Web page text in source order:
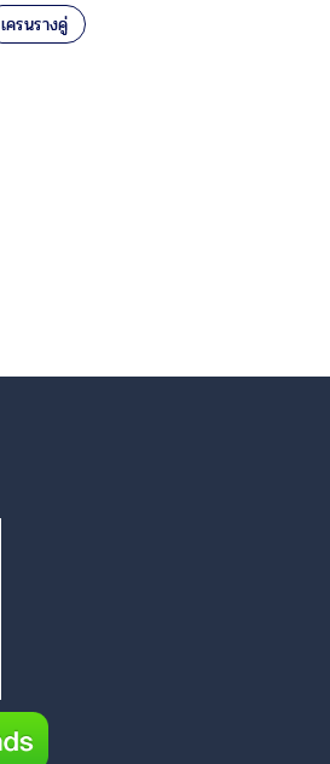
เครนรางคู่